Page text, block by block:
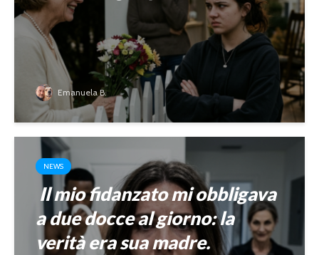
Emanuela B.
NEWS
Il mio fidanzato mi obbligava
a due docce al giorno: la
verità era sua madre.